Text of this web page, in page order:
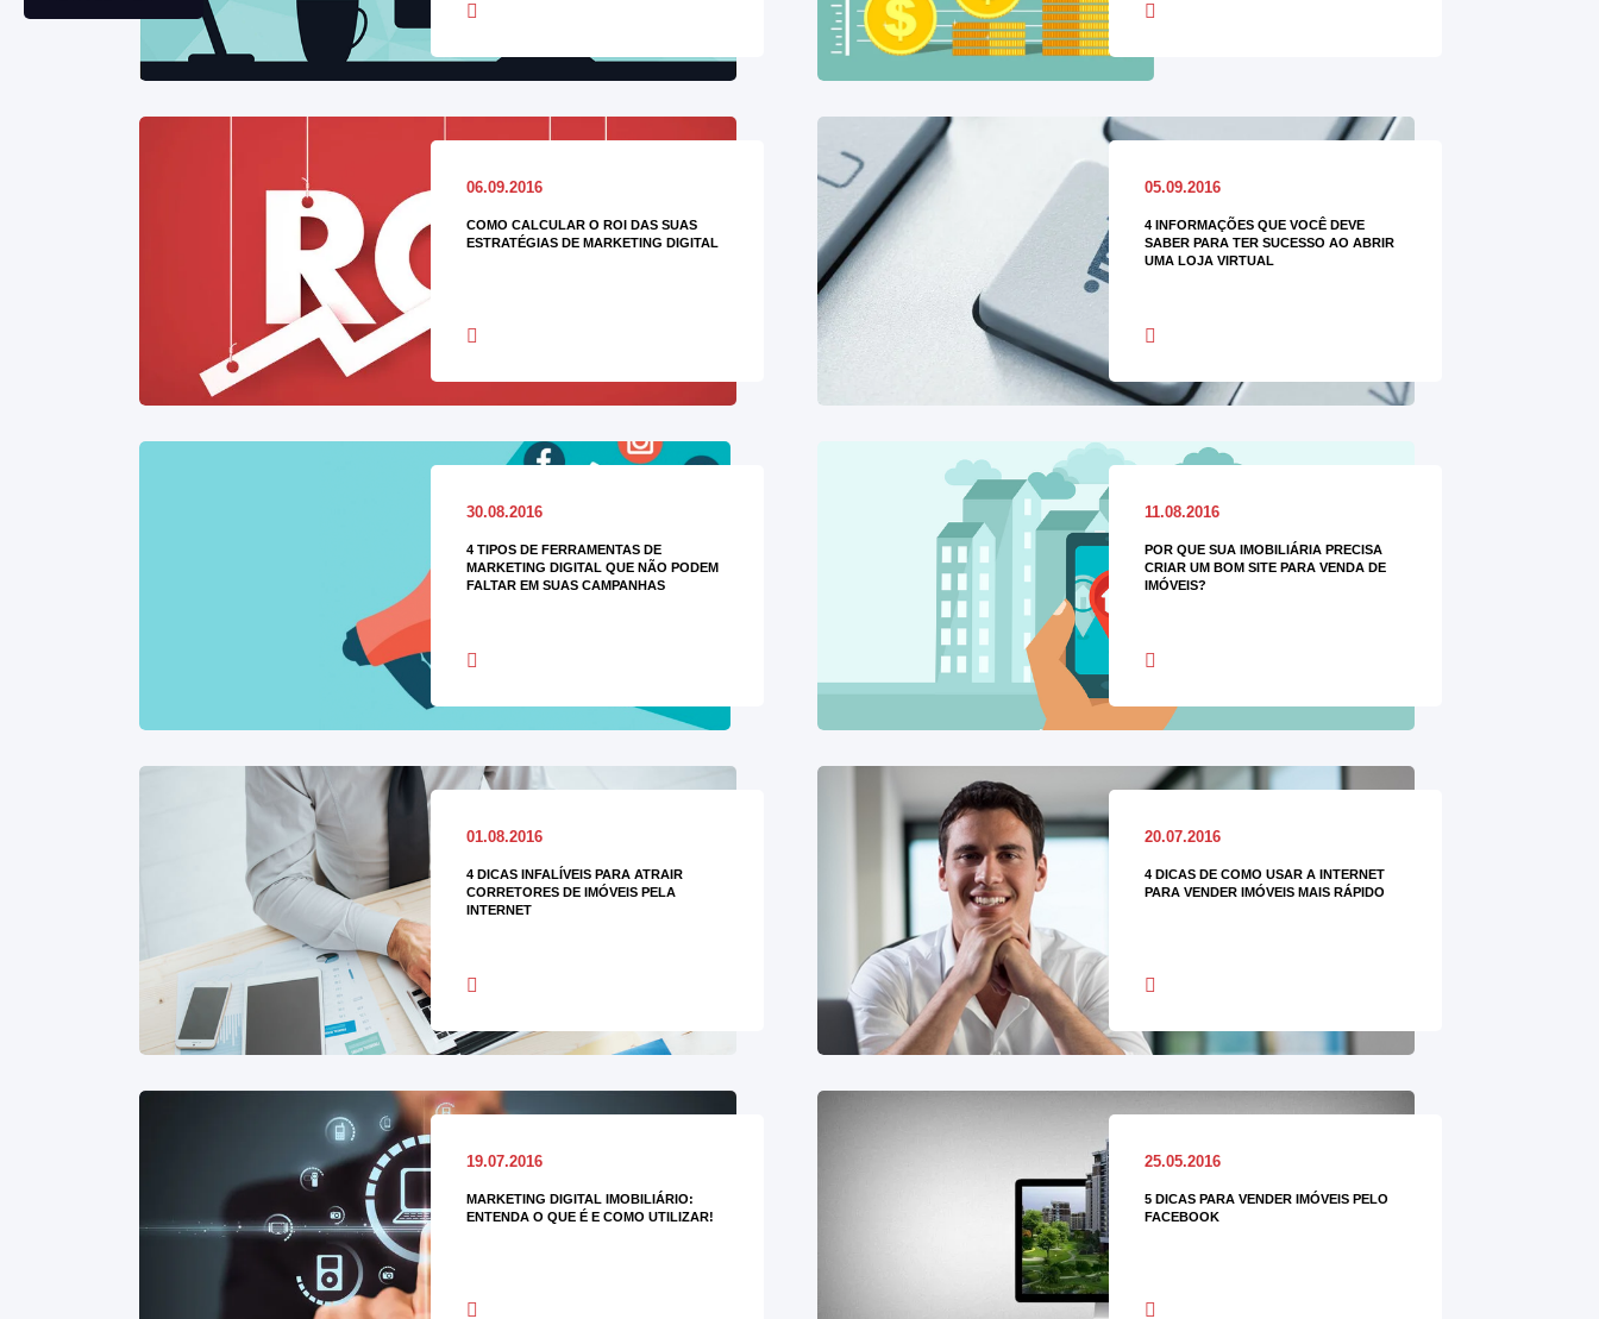
06.09.2016
COMO CALCULAR O ROI DAS SUAS
ESTRATÉGIAS DE MARKETING DIGITAL
05.09.2016
4 INFORMAÇÕES QUE VOCÊ DEVE
SABER PARA TER SUCESSO AO ABRIR
UMA LOJA VIRTUAL
30.08.2016
4 TIPOS DE FERRAMENTAS DE
MARKETING DIGITAL QUE NÃO PODEM
FALTAR EM SUAS CAMPANHAS
11.08.2016
POR QUE SUA IMOBILIÁRIA PRECISA
CRIAR UM BOM SITE PARA VENDA DE
IMÓVEIS?
01.08.2016
4 DICAS INFALÍVEIS PARA ATRAIR
CORRETORES DE IMÓVEIS PELA
INTERNET
20.07.2016
4 DICAS DE COMO USAR A INTERNET
PARA VENDER IMÓVEIS MAIS RÁPIDO
19.07.2016
MARKETING DIGITAL IMOBILIÁRIO:
ENTENDA O QUE É E COMO UTILIZAR!
25.05.2016
5 DICAS PARA VENDER IMÓVEIS PELO
FACEBOOK